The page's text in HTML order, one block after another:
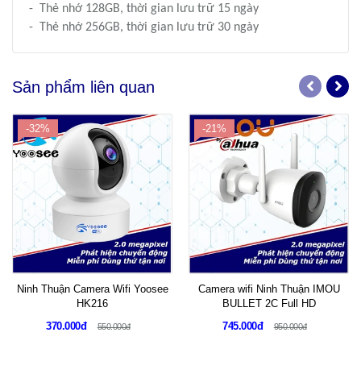
- Thẻ nhớ 128GB, thời gian lưu trữ 15 ngày
- Thẻ nhớ 256GB, thời gian lưu trữ 30 ngày
Sản phẩm liên quan
-32%
Ninh Thuận Camera Wifi Yoosee
HK216
370.000đ
550.000đ
-21%
Camera wifi Ninh Thuận IMOU
BULLET 2C Full HD
745.000đ
950.000đ